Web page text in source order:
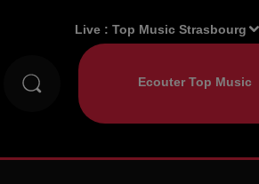
Live :Top Music Strasbourg